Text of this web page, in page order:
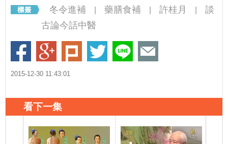
冬令進補 藥膳食補 許桂月
談
古論今話中醫
2015-12-30 11:43:01
看下一集